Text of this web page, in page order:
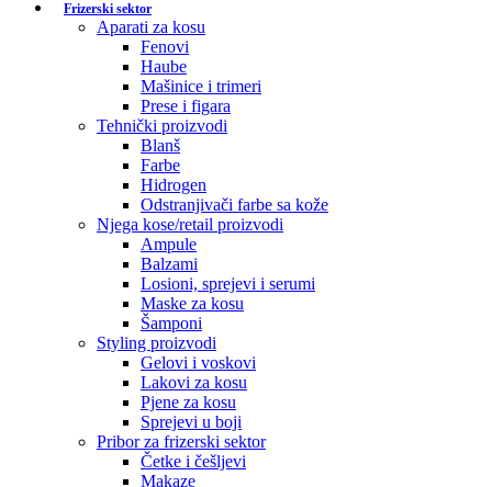
Frizerski sektor
Aparati za kosu
Fenovi
Haube
Mašinice i trimeri
Prese i figara
Tehnički proizvodi
Blanš
Farbe
Hidrogen
Odstranjivači farbe sa kože
Njega kose/retail proizvodi
Ampule
Balzami
Losioni, sprejevi i serumi
Maske za kosu
Šamponi
Styling proizvodi
Gelovi i voskovi
Lakovi za kosu
Pjene za kosu
Sprejevi u boji
Pribor za frizerski sektor
Četke i češljevi
Makaze